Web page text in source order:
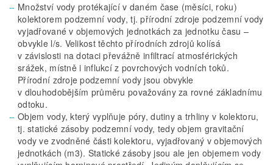
Množství vody protékající v daném čase (měsíci, roku)
kolektorem podzemní vody, tj. přírodní zdroje podzemní vody
vyjadřované v objemových jednotkách za jednotku času –
obvykle l/s. Velikost těchto přírodních zdrojů kolísá
v závislosti na dotaci převážně infiltrací atmosférických
srážek, místně i influkcí z povrchových vodních toků.
Přírodní zdroje podzemní vody jsou obvykle
v dlouhodobějším průměru považovány za rovné základnímu
odtoku.
Objem vody, který vyplňuje póry, dutiny a trhliny v kolektoru,
tj. statické zásoby podzemní vody, tedy objem gravitační
vody ve zvodněné části kolektoru, vyjadřovaný v objemových
jednotkách (m3). Statické zásoby jsou ale jen objemem vody